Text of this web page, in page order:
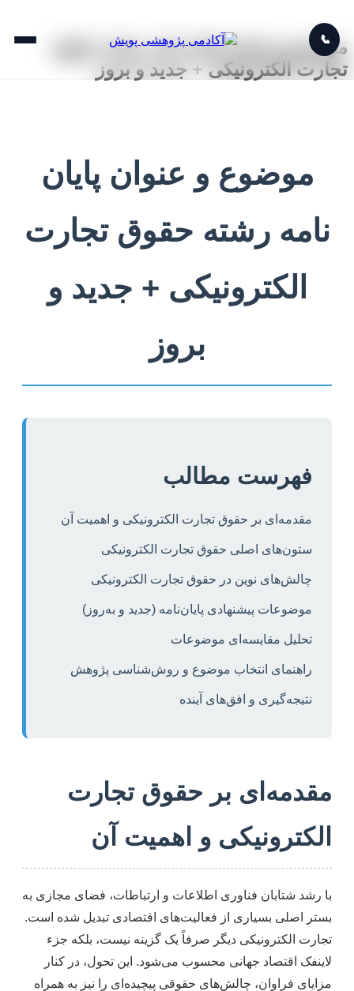
📞
موضوع و عنوان پایان نامه رشته حقوق
تجارت الکترونیکی + جدید و بروز
موضوع و عنوان پایان
نامه رشته حقوق تجارت
الکترونیکی + جدید و
بروز
فهرست مطالب
مقدمه‌ای بر حقوق تجارت الکترونیکی و اهمیت آن
ستون‌های اصلی حقوق تجارت الکترونیکی
چالش‌های نوین در حقوق تجارت الکترونیکی
موضوعات پیشنهادی پایان‌نامه (جدید و به‌روز)
تحلیل مقایسه‌ای موضوعات
راهنمای انتخاب موضوع و روش‌شناسی پژوهش
نتیجه‌گیری و افق‌های آینده
مقدمه‌ای بر حقوق تجارت
الکترونیکی و اهمیت آن
با رشد شتابان فناوری اطلاعات و ارتباطات، فضای مجازی به
بستر اصلی بسیاری از فعالیت‌های اقتصادی تبدیل شده است.
تجارت الکترونیکی دیگر صرفاً یک گزینه نیست، بلکه جزء
لاینفک اقتصاد جهانی محسوب می‌شود. این تحول، در کنار
مزایای فراوان، چالش‌های حقوقی پیچیده‌ای را نیز به همراه